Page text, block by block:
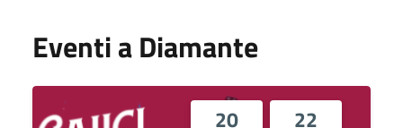
Eventi a Diamante
20 22